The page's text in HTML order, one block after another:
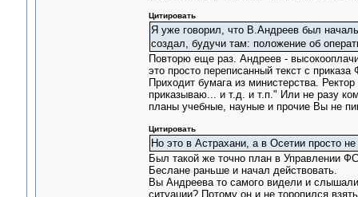
Цитировать
Я уже говорил, что В.Андреев был
создал, будучи там: положение об
Повторю еще раз. Андреев -
это просто переписанный текст с
Приходит бумага из министерства.
приказываю... и т.д. и т.п." Или не разу
планы учебные, науные и прочие Вы не
Цитировать
Но это в Астрахани, а в Осетии просто
Был такой же точно план в Управлении
Беслане раньше и начал действовать.
Вы Андреева то самого видели и
ситуации? Потому он и не торопился